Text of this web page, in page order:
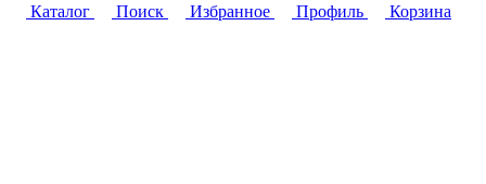
Каталог
Поиск Избранное Профиль Корзина